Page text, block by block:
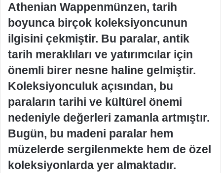
Athenian Wappenmünzen, tarih
boyunca birçok koleksiyoncunun
ilgisini çekmiştir. Bu paralar, antik
tarih meraklıları ve yatırımcılar için
önemli birer nesne haline gelmiştir.
Koleksiyonculuk açısından, bu
paraların tarihi ve kültürel önemi
nedeniyle değerleri zamanla artmıştır.
Bugün, bu madeni paralar hem
müzelerde sergilenmekte hem de özel
koleksiyonlarda yer almaktadır.